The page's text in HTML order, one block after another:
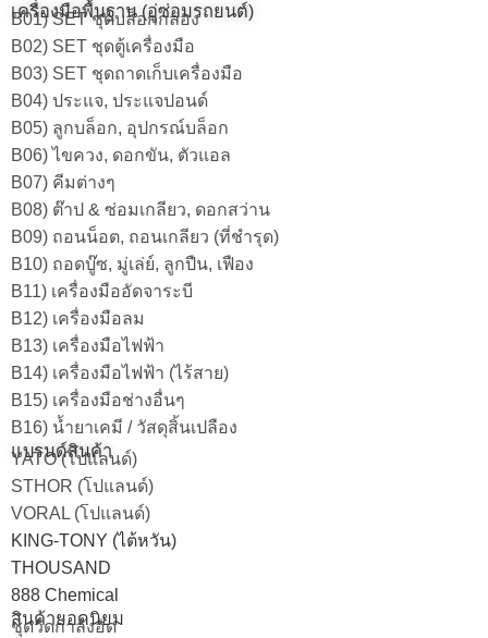
เครื่องมือพื้นฐาน (อู่ซ่อมรถยนต์)
B01) SET ชุดบล็อกกล่อง
B02) SET ชุดตู้เครื่องมือ
B03) SET ชุดถาดเก็บเครื่องมือ
B04) ประแจ, ประแจปอนด์
B05) ลูกบล็อก, อุปกรณ์บล็อก
B06) ไขควง, ดอกขัน, ตัวแอล
B07) คีมต่างๆ
B08) ต๊าป & ซ่อมเกลียว, ดอกสว่าน
B09) ถอนน็อต, ถอนเกลียว (ที่ชำรุด)
B10) ถอดบู๊ซ, มู่เล่ย์, ลูกปืน, เฟือง
B11) เครื่องมืออัดจาระบี
B12) เครื่องมือลม
B13) เครื่องมือไฟฟ้า
B14) เครื่องมือไฟฟ้า (ไร้สาย)
B15) เครื่องมือช่างอื่นๆ
B16) น้ำยาเคมี / วัสดุสิ้นเปลือง
แบรนด์สินค้า
YATO (โปแลนด์)
STHOR (โปแลนด์)
VORAL (โปแลนด์)
KING-TONY (ไต้หวัน)
THOUSAND
888 Chemical
สินค้ายอดนิยม
ชุดวัดกำลังอัด